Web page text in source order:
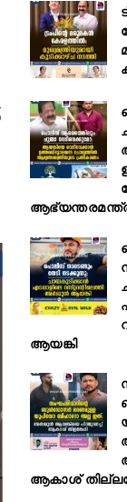
ആയങ്കി
ആകാശ്